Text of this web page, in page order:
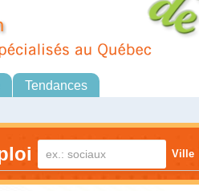
Tendances
Ville